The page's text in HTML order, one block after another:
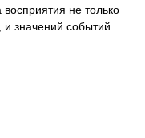
восприятия не только
значений событий.